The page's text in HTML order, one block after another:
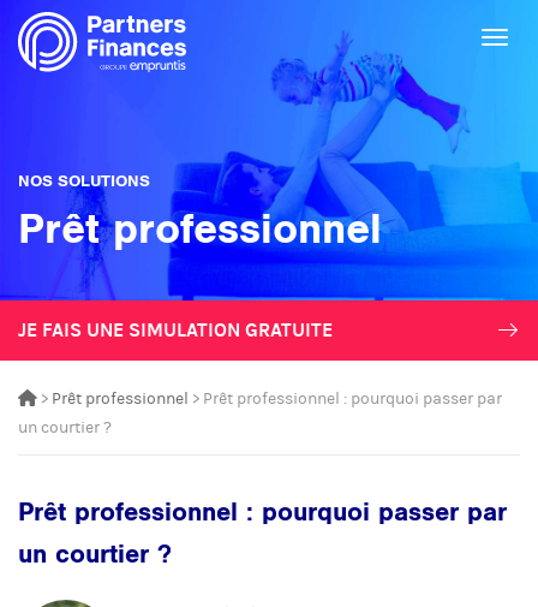
NOS SOLUTIONS
Prêt professionnel
JE FAIS UNE SIMULATION GRATUITE
> Prêt professionnel > Prêt professionnel : pourquoi passer par
un courtier ?
Prêt professionnel : pourquoi passer par
un courtier ?